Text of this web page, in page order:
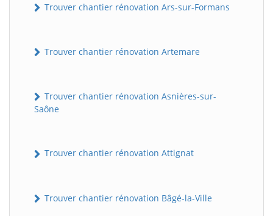
Trouver chantier rénovation Ars-sur-Formans
Trouver chantier rénovation Artemare
Trouver chantier rénovation Asnières-sur-
Saône
Trouver chantier rénovation Attignat
Trouver chantier rénovation Bâgé-la-Ville